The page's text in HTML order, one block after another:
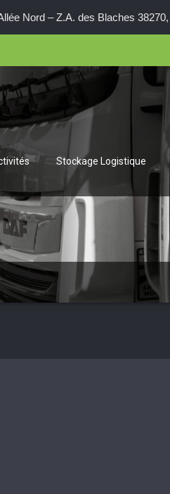
Nord – Z.A. des Blaches
Stockage Logistique